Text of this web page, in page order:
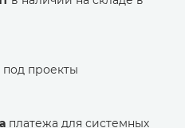
под проекты
платежа для системных